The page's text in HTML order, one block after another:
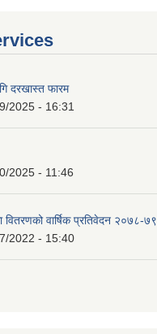
दरखास्त फारम
2025 - 16:31
2025 - 11:46
वितरणको वार्षिक प्रतिवेदन २०७८-७९
2022 - 15:40